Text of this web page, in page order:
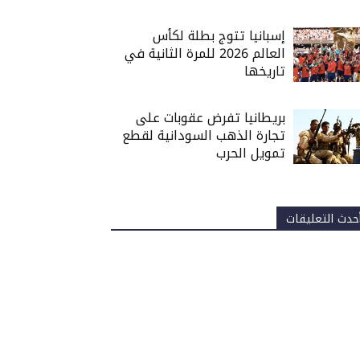
إسبانيا تتوج بطلة لكأس
العالم 2026 للمرة الثانية في
تاريخها
بريطانيا تفرض عقوبات على
تجارة الذهب السودانية لقطع
تمويل الحرب
التعليقات